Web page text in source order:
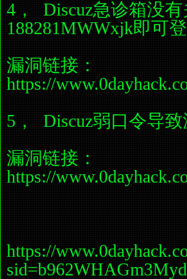
4， Discuz急诊箱没
188281MWWxjk即可
漏洞链接：
https://
5， Discuz弱口令导
漏洞链接：
https://
https://